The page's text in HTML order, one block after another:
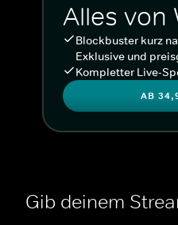
Alles von
Blockbuster kurz
Exklusive und
Kompletter Live-
AB
Gib deinem